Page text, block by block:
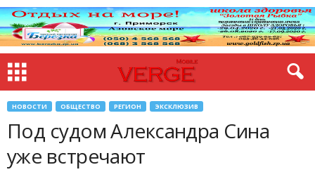
НОВОСТИ ОБЩЕСТВО РЕГИОН ЭКСКЛЮЗИВ
Под судом Александра Сина
уже встречают